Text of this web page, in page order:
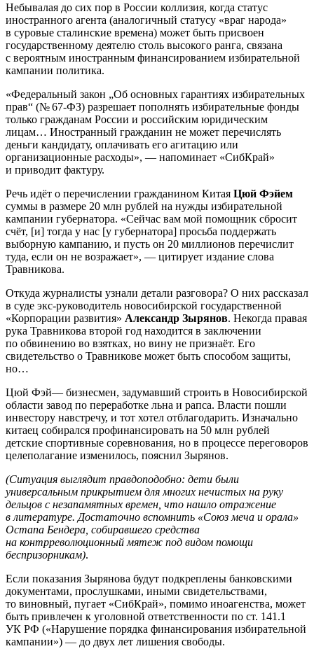
Небывалая до сих пор в России коллизия, когда статус
иностранного агента (аналогичный статусу «враг народа»
в суровые сталинские времена) может быть присвоен
государственному деятелю столь высокого ранга, связана
с вероятным иностранным финансированием избирательной
кампании политика.
«Федеральный закон „Об основных гарантиях избирательных
прав“ (№ 67-ФЗ) разрешает пополнять избирательные фонды
только гражданам России и российским юридическим
лицам… Иностранный гражданин не может перечислять
деньги кандидату, оплачивать его агитацию или
организационные расходы», — напоминает «СибКрай»
и приводит фактуру.
Речь идёт о перечислении гражданином Китая Цюй Фэйем
суммы в размере 20 млн рублей на нужды избирательной
кампании губернатора. «Сейчас вам мой помощник сбросит
счёт, [и] тогда у нас [у губернатора] просьба поддержать
выборную кампанию, и пусть он 20 миллионов перечислит
туда, если он не возражает», — цитирует издание слова
Травникова.
Откуда журналисты узнали детали разговора? О них рассказал
в суде экс-руководитель новосибирской государственной
«Корпорации развития» Александр Зырянов. Некогда правая
рука Травникова второй год находится в заключении
по обвинению во взятках, но вину не признаёт. Его
свидетельство о Травникове может быть способом защиты,
но…
Цюй Фэй— бизнесмен, задумавший строить в Новосибирской
области завод по переработке льна и рапса. Власти пошли
инвестору навстречу, и тот хотел отблагодарить. Изначально
китаец собирался профинансировать на 50 млн рублей
детские спортивные соревнования, но в процессе переговоров
целеполагание изменилось, пояснил Зырянов.
(Ситуация выглядит правдоподобно: дети были
универсальным прикрытием для многих нечистых на руку
дельцов с незапамятных времен, что нашло отражение
в литературе. Достаточно вспомнить «Союз меча и орала»
Остапа Бендера, собиравшего средства
на контрреволюционный мятеж под видом помощи
беспризорникам).
Если показания Зырянова будут подкреплены банковскими
документами, прослушками, иными свидетельствами,
то виновный, пугает «СибКрай», помимо иноагенства, может
быть привлечен к уголовной ответственности по ст. 141.1
УК РФ («Нарушение порядка финансирования избирательной
кампании») — до двух лет лишения свободы.